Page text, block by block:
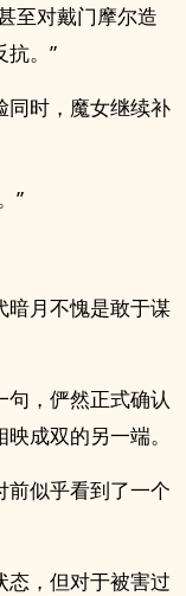
至对戴门摩尔造
抗。”
同时，魔女继续补
”
暗月不愧是敢于谋
，俨然正式确认
成双的另一端。
前似乎看到了一个
态，但对于被害过